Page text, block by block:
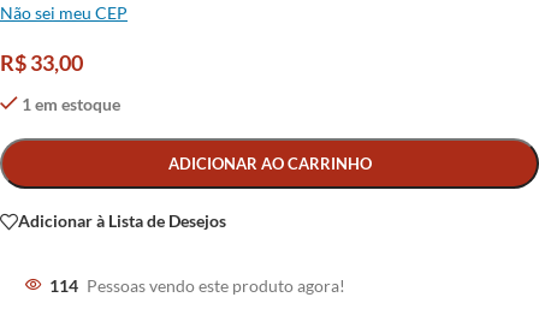
Não sei meu CEP
R$33,00
1 em estoque
ADICIONAR AO CARRINHO
Alternative:
Adicionar à Lista de Desejos
114 Pessoas vendo este produto agora!